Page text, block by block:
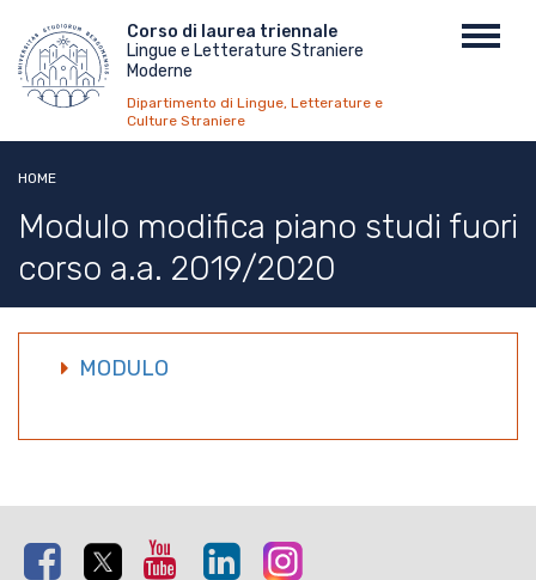
contenuto
principale
Menu
top
Corso di laurea triennale
Lingue e Letterature Straniere
Moderne
Dipartimento di Lingue, Letterature e
Culture Straniere
HOME
Modulo modifica piano studi fuori
corso a.a. 2019/2020
MODULO
Facebook Twitter Youtube Linkedin